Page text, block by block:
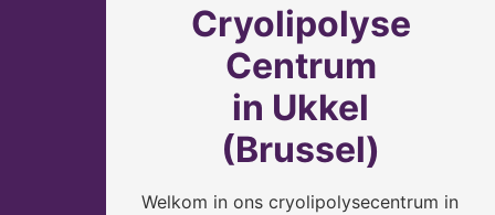
Cryolipolyse
Centrum
in Ukkel
(Brussel)
Welkom in ons cryolipolysecentrum in